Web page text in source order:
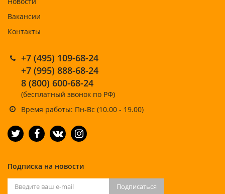
Вакансии
Контакты
+7 (495) 109-68-24
+7 (995) 888-68-24
8 (800) 600-68-24
(бесплатный звонок по РФ)
Время работы: Пн-Вс (10.00 - 19.00)
Подписка на новости
Подписаться